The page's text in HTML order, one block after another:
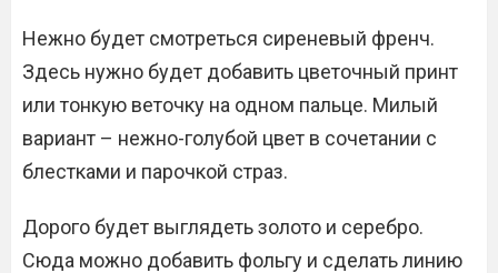
Нежно будет смотреться сиреневый френч.
Здесь нужно будет добавить цветочный принт
или тонкую веточку на одном пальце. Милый
вариант – нежно-голубой цвет в сочетании с
блестками и парочкой страз.
Дорого будет выглядеть золото и серебро.
Сюда можно добавить фольгу и сделать линию